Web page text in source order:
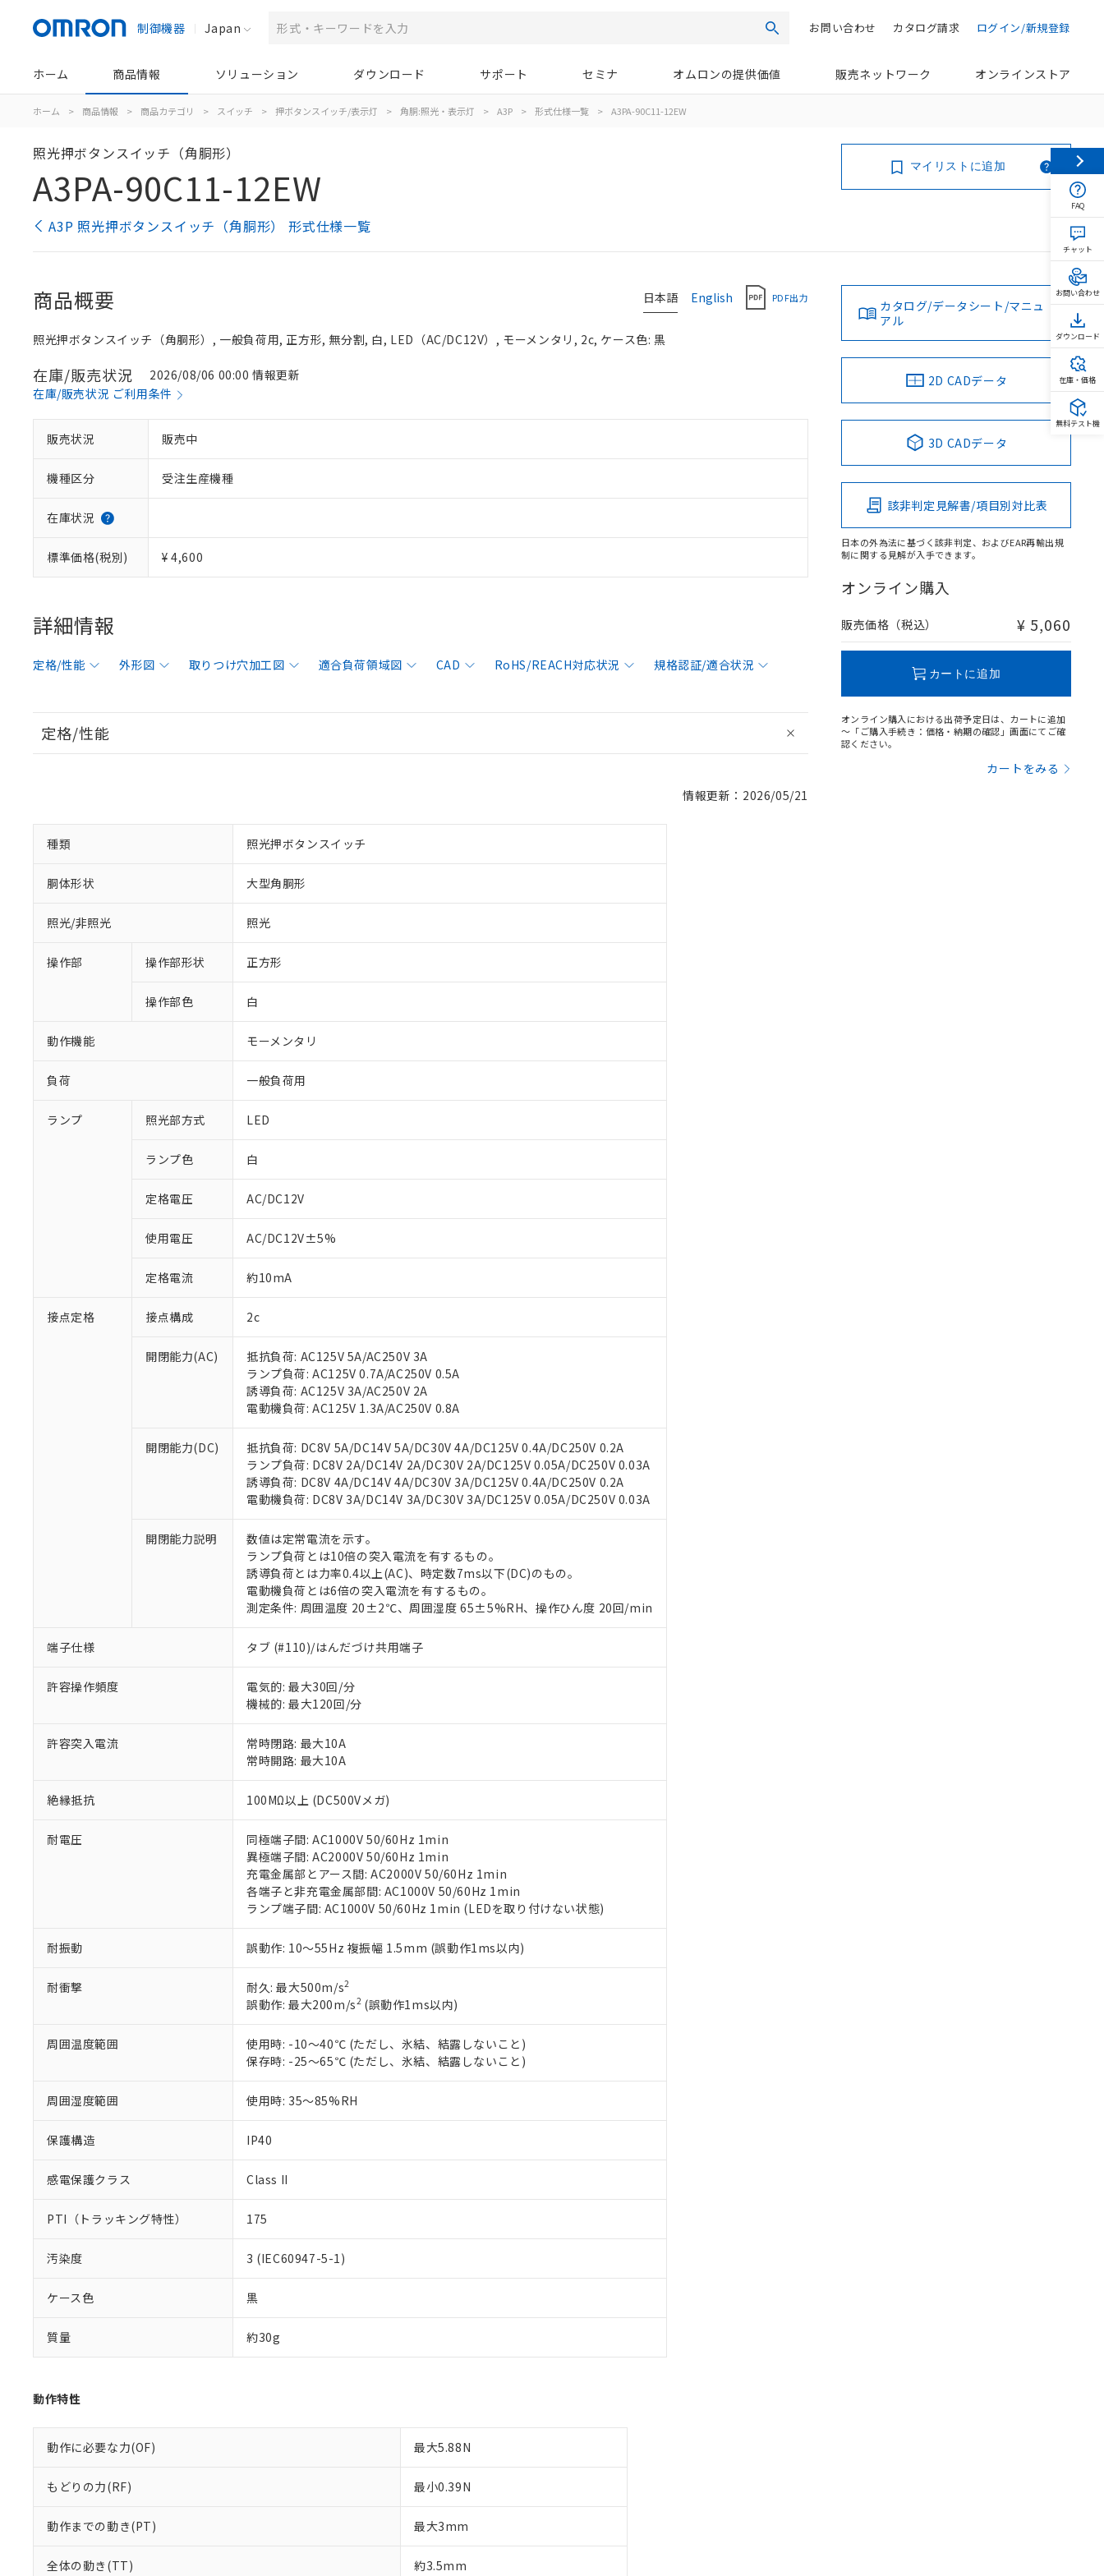
制御機器 Japan 検索 ログイン/新規登録
カタログ請求
お問い合わせ
ホーム 商品情報 ソリューション ダウンロード サポート セミナ オムロンの提供価値 販売ネットワーク オンラインストア
ホーム > 商品情報 > 商品カテゴリ > スイッチ > 押ボタンスイッチ/表示灯 > 角胴:照光・表示灯 > A3P > 形式仕様一覧 > A3PA-90C11-12EW
照光押ボタンスイッチ（角胴形）
A3PA-90C11-12EW
A3P 照光押ボタンスイッチ（角胴形） 形式仕様一覧
マイリストに追加
日本語 English PDF出力
商品概要
照光押ボタンスイッチ（角胴形）, 一般負荷用, 正方形, 無分割, 白, LED（AC/DC12V）, モーメンタリ, 2c, ケース色: 黒
在庫/販売状況
2026/08/06 00:00 情報更新
在庫/販売状況 ご利用条件
販売状況 販売中
機種区分 受注生産機種
在庫状況
標準価格(税別) ¥ 4,600
詳細情報
定格/性能 外形図 取りつけ穴加工図 適合負荷領域図 CAD RoHS/REACH対応状況 規格認証/適合状況
定格/性能
情報更新：2026/05/21
種類 照光押ボタンスイッチ
胴体形状 大型角胴形
照光/非照光 照光
操作部 操作部形状 正方形
操作部色 白
動作機能 モーメンタリ
負荷 一般負荷用
ランプ 照光部方式 LED
ランプ色 白
定格電圧 AC/DC12V
使用電圧 AC/DC12V±5%
定格電流 約10mA
接点定格 接点構成 2c
開閉能力(AC)
抵抗負荷: AC125V 5A/AC250V 3A
ランプ負荷: AC125V 0.7A/AC250V 0.5A
誘導負荷: AC125V 3A/AC250V 2A
電動機負荷: AC125V 1.3A/AC250V 0.8A
開閉能力(DC)
抵抗負荷: DC8V 5A/DC14V 5A/DC30V 4A/DC125V 0.4A/DC250V 0.2A
ランプ負荷: DC8V 2A/DC14V 2A/DC30V 2A/DC125V 0.05A/DC250V 0.03A
誘導負荷: DC8V 4A/DC14V 4A/DC30V 3A/DC125V 0.4A/DC250V 0.2A
電動機負荷: DC8V 3A/DC14V 3A/DC30V 3A/DC125V 0.05A/DC250V 0.03A
開閉能力説明
数値は定常電流を示す。
ランプ負荷とは10倍の突入電流を有するもの。
誘導負荷とは力率0.4以上(AC)、時定数7ms以下(DC)のもの。
電動機負荷とは6倍の突入電流を有するもの。
測定条件: 周囲温度 20±2℃、周囲湿度 65±5%RH、操作ひん度 20回/min
端子仕様 タブ (#110)/はんだづけ共用端子
許容操作頻度
電気的: 最大30回/分
機械的: 最大120回/分
許容突入電流
常時閉路: 最大10A
常時開路: 最大10A
絶縁抵抗 100MΩ以上 (DC500Vメガ)
耐電圧
同極端子間: AC1000V 50/60Hz 1min
異極端子間: AC2000V 50/60Hz 1min
充電金属部とアース間: AC2000V 50/60Hz 1min
各端子と非充電金属部間: AC1000V 50/60Hz 1min
ランプ端子間: AC1000V 50/60Hz 1min (LEDを取り付けない状態)
耐振動 誤動作: 10～55Hz 複振幅 1.5mm (誤動作1ms以内)
耐衝撃 耐久: 最大500m/s2
誤動作: 最大200m/s2(誤動作1ms以内)
周囲温度範囲
使用時: -10～40℃ (ただし、氷結、結露しないこと)
保存時: -25～65℃ (ただし、氷結、結露しないこと)
周囲湿度範囲 使用時: 35～85%RH
保護構造 IP40
感電保護クラス Class II
PTI（トラッキング特性） 175
汚染度 3 (IEC60947-5-1)
ケース色 黒
質量 約30g
動作特性
動作に必要な力(OF) 最大5.88N
もどりの力(RF) 最小0.39N
動作までの動き(PT) 最大3mm
全体の動き(TT) 約3.5mm
カタログ/データシート/マニュ
アル
2D CADデータ
3D CADデータ
該非判定見解書/項目別対比表
日本の外為法に基づく該非判定、およびEAR再輸出規
制に関する見解が入手できます。
オンライン購入
販売価格（税込） ¥ 5,060
カートに追加
オンライン購入における出荷予定日は、カートに追加
～「ご購入手続き：価格・納期の確認」画面にてご確
認ください。
カートをみる
ご利用条件
以下の条件をお読みいただき、同意のうえご利用ください。
くものです。
当社制御機器事業取扱商品の中には、本サービスの対象外となる商品もあることをご了承ください。
在庫状況および標準価格照会結果は、記載している更新日時点での社内データに基づき作成されるも
のであり、閲覧された時点での実際の在庫および標準価格とは異なる場合があることをご了承くださ
い。
正式な納期状況および標準価格はお客様のお取引先、またはお客様担当のオムロン制御機器販売店・
当社販売員にご相談ください。
す。
マイパーツ機能（部品リスト作成サービス）をご利用いただくには、I-Webメンバーズにご登録され
ている必要があります。
お客様が当ウェブサイト上で当社にご登録された部品リストについて、当社および当社の共同利用者
が、当社の製品・サービスに関するお客様との取引・商談に必要な範囲で利用することをご了承くだ
さい。
※当社の共同利用者とは、"個人情報の共同利用に関して"
いる法人を指します。
※1 対応状況
対応済み：EU RoHS指令（10物質）の非含有に対応した製品が提供可能な商品です。
対応予定：EU RoHS指令（10物質）の非含有に対応した製品に切り替える予定のある商品です。
対応予定なし：EU RoHS指令（10物質）の非含有に非対応の商品で、対応品を出す予定はありません。
調査・確認中：EU RoHS指令（10物質）の非含有の対応状況を調査中または確認中の商品です。
非該当品：ライセンス料など無形物で、有害物質有無と関係のない商品です。
仕入先様の事情により、非含有部品としていたものが、含有品と判明した場合などやむを得ず変更すること
があります。
鉛(Pb) 1000ppm以下、 水銀(Hg) 1000ppm以下、 カドミウム(Cd) 100ppm以下、
六価クロム(Cr(Ⅵ)) 1000ppm以下、ポリ臭化ビフェニル類(PBB) 1000ppm以下、ポリ臭化ジフェニルエーテル類(PBDE) 1000ppm以下、
フタル酸ビス(2-エチルヘキシル) (DEHP)(別名：DOP) 1000ppm以下、フタル酸ブチルベンジル（BBP） 1000ppm以下、フタル酸ジブチ
ル（DBP） 1000ppm以下、フタル酸ジイソブチル (DIBP) 1000ppm以下
但し、RoHS指令で産業用監視および制御機器に対する適用除外項目は除く。
フタル酸エステル類の４物質については閾値を超える意図的な使用がないことを確認しています。
※2 対応予定月
部品在庫の切り替え状況などにより、予定月が前後することがあります。
※3 非含有証明書ダウンロード
EU RoHS指令（10物質）の非含有証明書
51物質の非含有証明書（当社基準）
※本証明書は発行日時点で非含有を証明するもので、過去に遡って非含有を証明するものではありません。
また、RoHS指令のフタル酸エステル類４物質の対応では、対応完了までの期間は出荷製品に未対応品が
混在することから備考欄に対応日を記載しておりました。
既に当社にて対応品への在庫切替を完了していることから、特段のことがない限り、2022年1月12日よ
り割愛しております。
※1 中国RoHS○×表
「○」：最大均質材料含有率が中国RoHSの基準値以下であることを示します。
「×」：最大均質材料含有率が中国RoHSの基準値を超えていることを示します。
「－」：未確認です。当社販売部門へお問い合わせください。
*中国RoHS10物質の基準値 (GB/T26572)：
Cr(Ⅵ)(六価クロム) : 1000ppm、 PBBs(ポリ臭化ビフェニル類) : 1000ppm、 PBDEs(ポリ臭化ジフェニルエーテル類) : 1000ppm、
DBP(フタル酸ジブチル) : 1000ppm、 DIBP(フタル酸ジイソブチル) : 1000ppm、 BBP(フタル酸ブチルベンジル) : 1000ppm、
DEHP(フタル酸ビス(2-エチルヘキシル)) : 1000ppm
※2 環境保護使用期限
「ｅ」：有害物質（10物質）のすべてが基準値以下であることを示します。
「10」：通常の使用状況下において有害物質が外部に漏えいし、環境に深刻な影響を及ぼさない年数を意
味します。
「－」：未確認です。当社販売部門へお問い合わせください。
う）を輸出または国外への提供する場合は、日本国政府の輸出許可(または役務取引許可)を取得する
などの必要な手続きをとります。
当社は規制貨物を破棄する場合は、完全に破砕するなど、違法に輸出されないよう必要な手段を講じ
ます。
当社は貴社製品を、核兵器、ミサイル、化学兵器、生物兵器またはその他武器並びにこれらの製造装
置等に一切使用いたしません。
当社は、貴社製品を第三者に販売する場合は、上記1、2および3の内容を当該第三者に通知します。
たしません。
合意する
記
説明
○ 一定数以上の在庫あり
△ 一定数には満たないが在庫あり
－
在庫なし(最新の在庫状況については、お客様のお取引先、またはお客様担当のオムロン制御
機器販売店・当社販売員にご確認ください)
空
白
受注生産機種、また在庫状況の情報を公開していない機種
FAQ
チャット
お問い合わせ
ダウンロード
在庫・価格
無料テスト機